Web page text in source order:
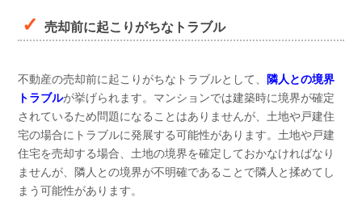
売却前に起こりがちなトラブル
不動産の売却前に起こりがちなトラブルとして、
隣人との境界
トラブルが挙げられます。マンションでは建築時に境界が確定
されているため問題になることはありませんが、土地や戸建住
宅の場合にトラブルに発展する可能性があります。土地や戸建
住宅を売却する場合、土地の境界を確定しておかなければなり
ませんが、隣人との境界が不明確であることで隣人と揉めてし
まう可能性があります。